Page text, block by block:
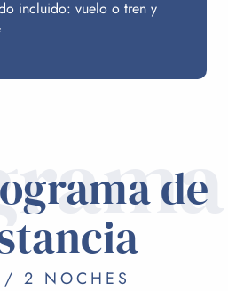
incluido: vuelo o tren y
de
2 NOCHES